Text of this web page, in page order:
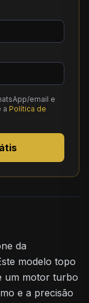
email e
a Política de
da
modelo topo
um motor turbo
e a precisão